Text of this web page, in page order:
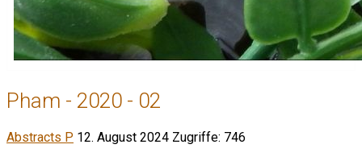
Pham - 2020 - 02
Abstracts P 12. August 2024 Zugriffe: 746